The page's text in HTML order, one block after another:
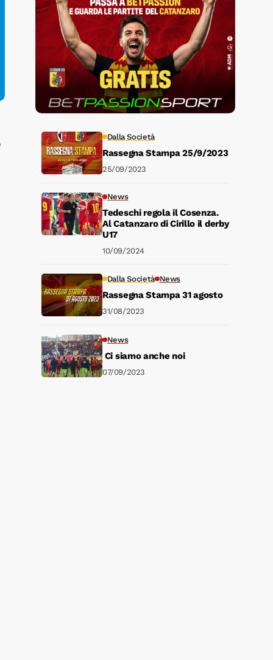
Dalla Società
Rassegna Stampa 25/9/2023
25/09/2023
News
Tedeschi regola il Cosenza.
Al Catanzaro di Cirillo il derby
U17
10/09/2024
Dalla Società News
Rassegna Stampa 31 agosto
31/08/2023
News
Ci siamo anche noi
07/09/2023